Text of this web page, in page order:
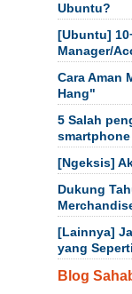
Ubuntu?
[Ubuntu]
Manager/
Cara Aman
Hang"
5 Salah
[Ngeksis]
Dukung
[Lainnya]
yang
Blog